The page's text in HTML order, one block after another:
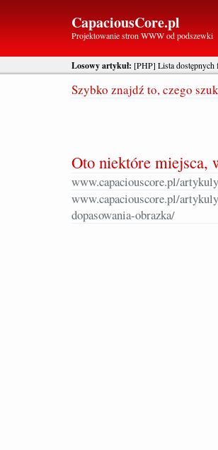
CapaciousCore.pl
Projektowanie stron WWW od podszewki
Losowy artykuł: [PHP] Lista dostępnych
Szybko znajdź to, czego
Oto niektóre miejsca,
www.capaciouscore.pl/
www.capaciouscore.pl/
dopasowania-obrazka/